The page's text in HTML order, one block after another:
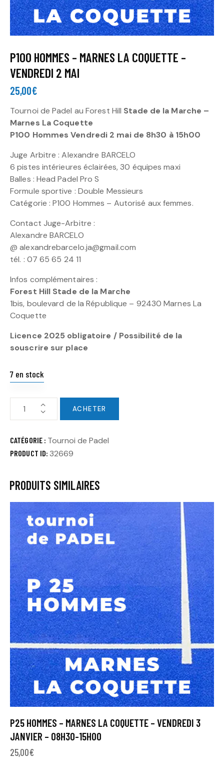
P100 HOMMES – MARNES LA COQUETTE –
VENDREDI 2 MAI
25,00€
Tournoi de Padel au Forest Hill Stade de la Marche –
Marnes La Coquette
P100 Hommes Vendredi 2 mai de 8h30 à 15h00
Juge Arbitre : Alexandre BARCELO
6 pistes intérieures éclairées, 30 équipes maxi
Balles : Head Padel Pro S
Formule sportive : Double Messieurs
Catégorie : P100 Hommes – Autorisé aux femmes.
Contact Juge-Arbitre :
Alexandre BARCELO
@ alexandrebarcelo.ja@gmail.com
tél. : 07 65 65 24 11
Infos complémentaires :
Forest Hill Stade de la Marche
1bis, boulevard de la République – 92430 Marnes La
Coquette
Licence 2025 obligatoire / Possibilité de la
souscrire sur place
7 en stock
ACHETER
CATÉGORIE : Tournoi de Padel
PRODUCT ID: 32669
PRODUITS SIMILAIRES
P25 HOMMES – MARNES LA COQUETTE – VENDREDI 3
JANVIER – 08H30-15H00
25,00€